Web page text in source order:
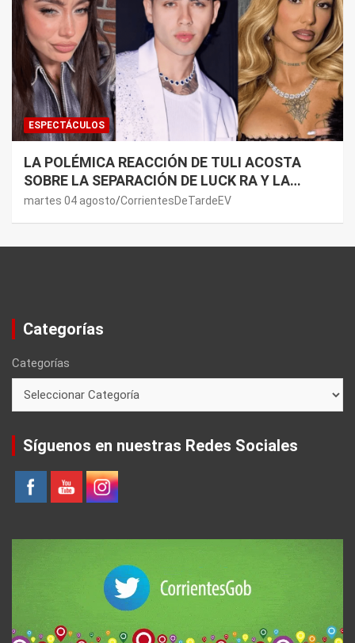
ESPECTÁCULOS
LA POLÉMICA REACCIÓN DE TULI ACOSTA
SOBRE LA SEPARACIÓN DE LUCK RA Y LA
JOAQUI: “¿MI VERDAD?”
martes 04 agosto CorrientesDeTardeEV
Categorías
Categorías
Síguenos en nuestras Redes Sociales